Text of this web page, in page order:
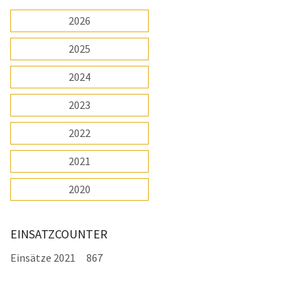
2026
2025
2024
2023
2022
2021
2020
EINSATZCOUNTER
Einsätze 2021 867